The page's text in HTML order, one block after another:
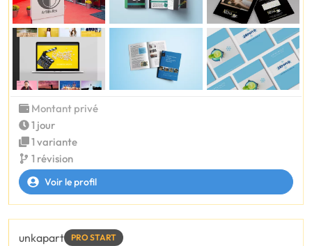
Montant privé
1 jour
1 variante
1 révision
Voir le profil
unkapart PRO START